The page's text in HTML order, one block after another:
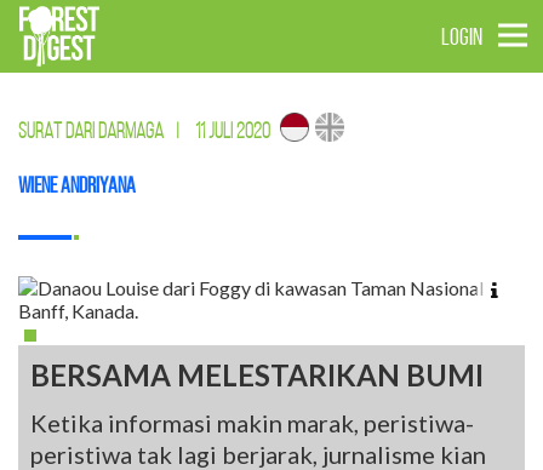
LOGIN
SURAT DARI DARMAGA 11 JULI 2020
Wiene Andriyana
BERSAMA MELESTARIKAN BUMI
Ketika informasi makin marak, peristiwa-
peristiwa tak lagi berjarak, jurnalisme kian